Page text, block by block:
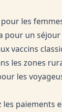
les
pour un
vaccins
les zones
les
paiements